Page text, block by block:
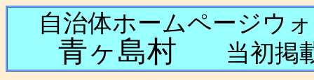
自治体ホームページ
青ヶ島村 当初掲